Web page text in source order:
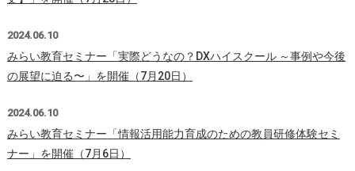
2024.06.10
みらい教育セミナー「実際どうなの？DXハイスクール ～事例や今後
の展望に迫る〜」を開催（7月20日）
2024.06.10
みらい教育セミナー「情報活用能力育成のための教員研修体験セミ
ナー」を開催（7月6日）